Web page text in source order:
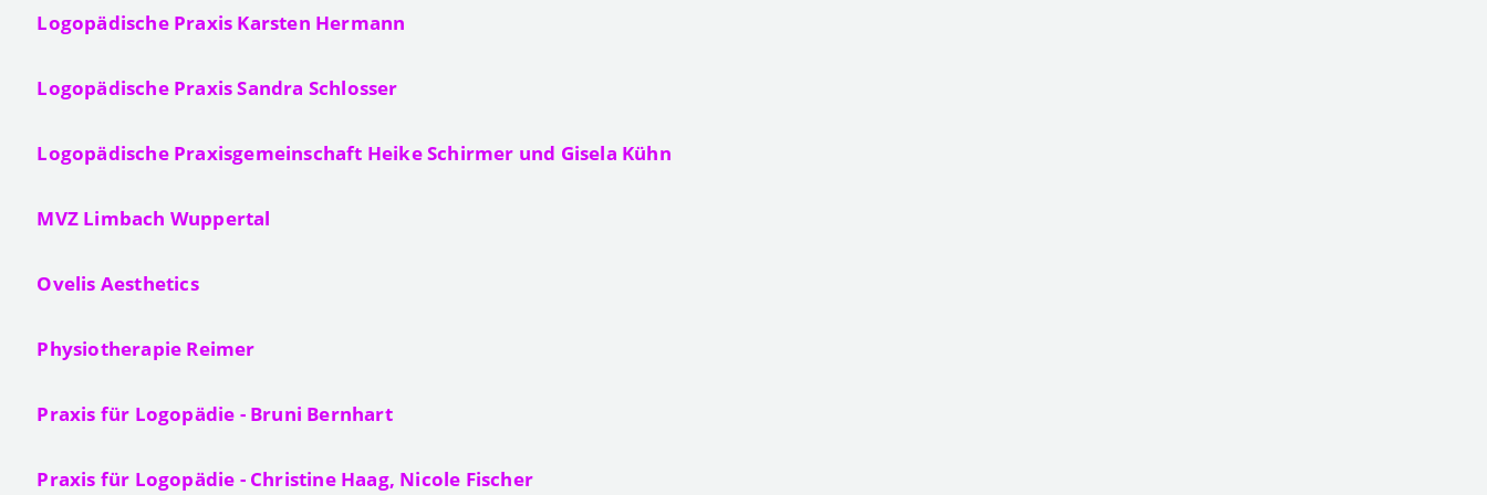
Logopädische Praxis Karsten Hermann
Logopädische Praxis Sandra Schlosser
Logopädische Praxisgemeinschaft Heike Schirmer und Gisela Kühn
MVZ Limbach Wuppertal
Ovelis Aesthetics
Physiotherapie Reimer
Praxis für Logopädie - Bruni Bernhart
Praxis für Logopädie - Christine Haag, Nicole Fischer